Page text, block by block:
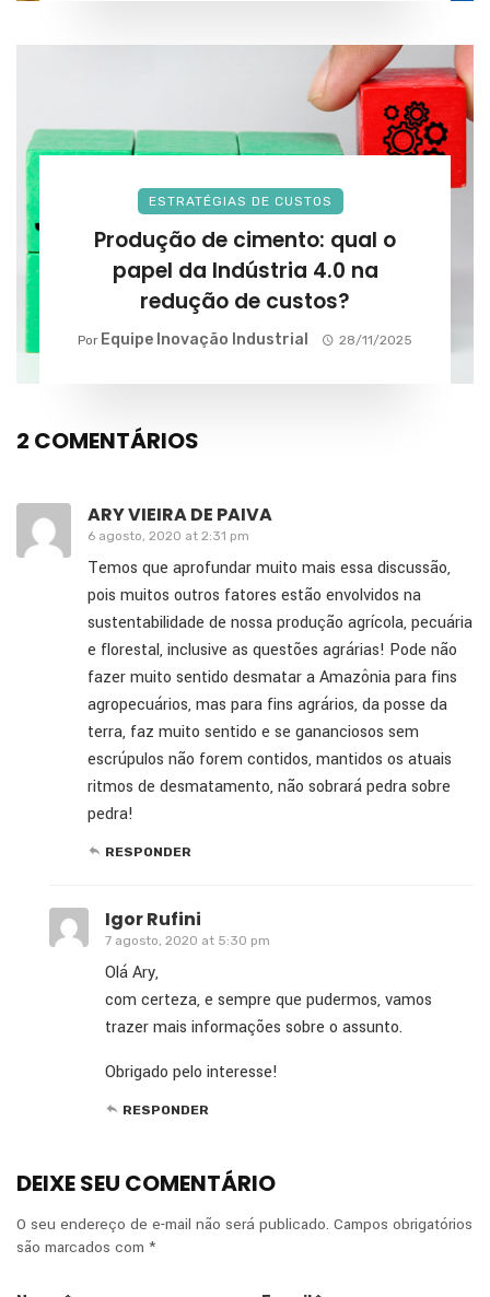
ESTRATÉGIAS DE CUSTOS
Produção de cimento: qual o
papel da Indústria 4.0 na
redução de custos?
Por Equipe Inovação Industrial 28/11/2025
2 COMENTÁRIOS
ARY VIEIRA DE PAIVA
6 agosto, 2020 at 2:31 pm
Temos que aprofundar muito mais essa discussão,
pois muitos outros fatores estão envolvidos na
sustentabilidade de nossa produção agrícola, pecuária
e florestal, inclusive as questões agrárias! Pode não
fazer muito sentido desmatar a Amazônia para fins
agropecuários, mas para fins agrários, da posse da
terra, faz muito sentido e se gananciosos sem
escrúpulos não forem contidos, mantidos os atuais
ritmos de desmatamento, não sobrará pedra sobre
pedra!
RESPONDER
Igor Rufini
7 agosto, 2020 at 5:30 pm
Olá Ary,
com certeza, e sempre que pudermos, vamos
trazer mais informações sobre o assunto.
Obrigado pelo interesse!
RESPONDER
DEIXE SEU COMENTÁRIO
O seu endereço de e-mail não será publicado. Campos obrigatórios
são marcados com *